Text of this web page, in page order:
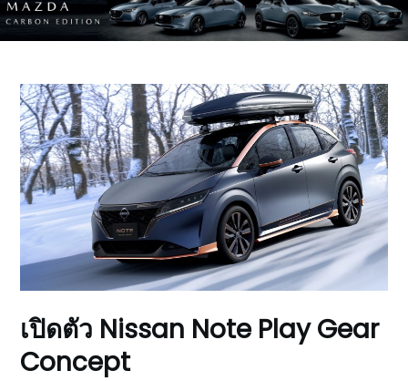
เปิดตัว Nissan Note Play Gear
Concept